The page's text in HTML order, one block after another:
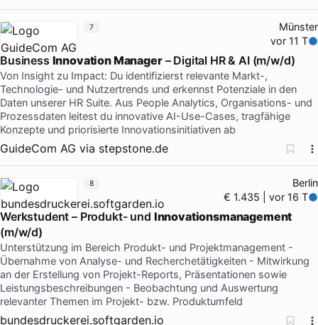
Münster
vor 11 T
Business Innovation Manager– Digital HR & AI (m/w/d)
Von Insight zu Impact: Du identifizierst relevante Markt-,
Technologie- und Nutzertrends und erkennst Potenziale in den
Daten unserer HR Suite. Aus People Analytics, Organisations- und
Prozessdaten leitest du innovative AI-Use-Cases, tragfähige
Konzepte und priorisierte Innovationsinitiativen ab
GuideCom AG via stepstone.de
7
Berlin
€ 1.435 | vor 16 T
Werkstudent – Produkt- und Innovationsmanagement
(m/w/d)
Unterstützung im Bereich Produkt- und Projektmanagement -
Übernahme von Analyse- und Recherchetätigkeiten - Mitwirkung
an der Erstellung von Projekt-Reports, Präsentationen sowie
Leistungsbeschreibungen - Beobachtung und Auswertung
relevanter Themen im Projekt- bzw. Produktumfeld
bundesdruckerei.softgarden.io
8